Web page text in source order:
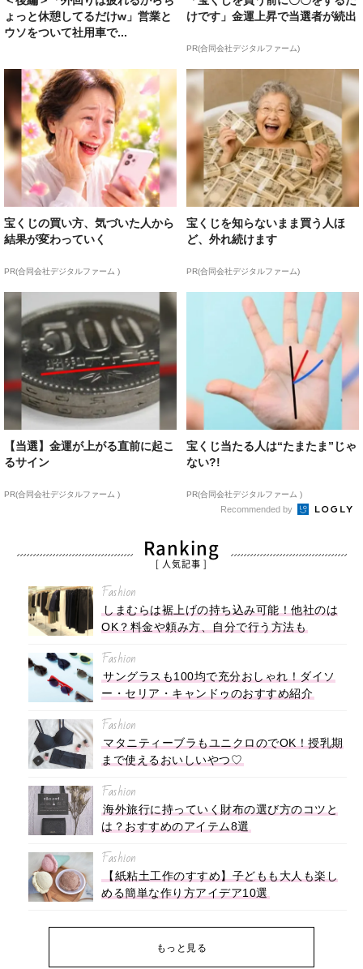
ょっと休憩してるだけw」営業と
ウソをついて社用車で...
けです」金運上昇で当選者が続出
PR(合同会社デジタルファーム)
宝くじの買い方、気づいた人から
結果が変わっていく
PR(合同会社デジタルファーム )
宝くじを知らないまま買う人ほ
ど、外れ続けます
PR(合同会社デジタルファーム)
【当選】金運が上がる直前に起こ
るサイン
PR(合同会社デジタルファーム )
宝くじ当たる人は“たまたま”じゃ
ない?!
PR(合同会社デジタルファーム )
Recommended by
Ranking
[ 人気記事 ]
Fashion
しまむらは裾上げの持ち込み可能！他社のは
OK？料金や頼み方、自分で行う方法も
Fashion
サングラスも100均で充分おしゃれ！ダイソ
ー・セリア・キャンドゥのおすすめ紹介
Fashion
マタニティーブラもユニクロのでOK！授乳期
まで使えるおいしいやつ♡
Fashion
海外旅行に持っていく財布の選び方のコツと
は？おすすめのアイテム8選
Fashion
【紙粘土工作のすすめ】子どもも大人も楽し
める簡単な作り方アイデア10選
もっと見る